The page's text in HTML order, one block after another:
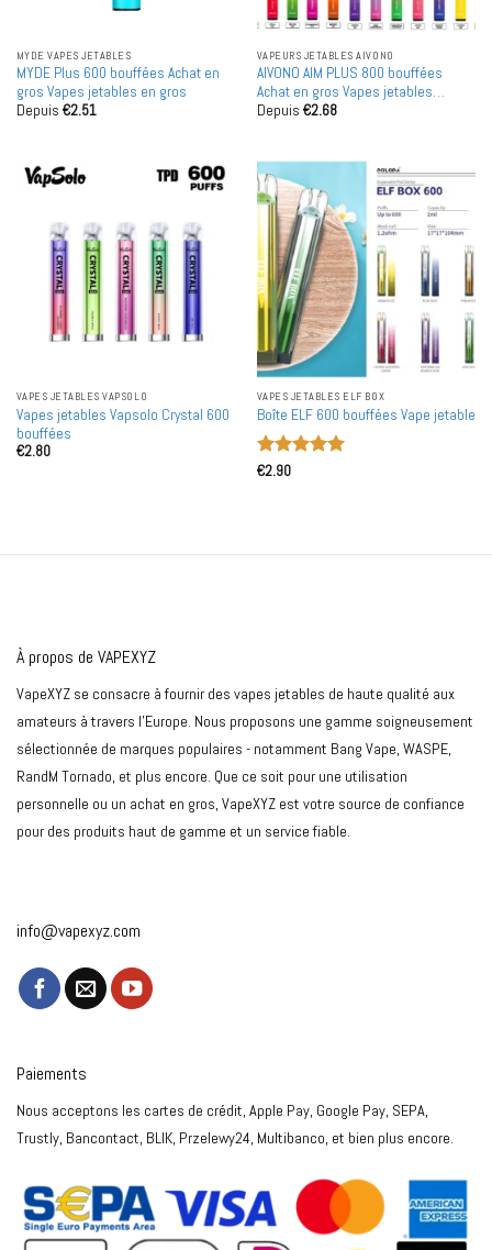
MYDE VAPES JETABLES
MYDE Plus 600 bouffées Achat en
gros Vapes jetables en gros
Depuis €2.51
VAPEURS JETABLES AIVONO
AIVONO AIM PLUS 800 bouffées
Achat en gros Vapes jetables
rechargeables en gros
Depuis €2.68
VAPES JETABLES VAPSOLO
Vapes jetables Vapsolo Crystal 600
bouffées
€2.80
VAPES JETABLES ELF BOX
Boîte ELF 600 bouffées Vape jetable
Note
€2.90
À propos de VAPEXYZ
VapeXYZ se consacre à fournir des vapes jetables de haute qualité aux
amateurs à travers l'Europe. Nous proposons une gamme soigneusement
sélectionnée de marques populaires - notamment Bang Vape, WASPE,
RandM Tornado, et plus encore. Que ce soit pour une utilisation
personnelle ou un achat en gros, VapeXYZ est votre source de confiance
pour des produits haut de gamme et un service fiable.
info@vapexyz.com
Paiements
Nous acceptons les cartes de crédit, Apple Pay, Google Pay, SEPA,
Trustly, Bancontact, BLIK, Przelewy24, Multibanco, et bien plus encore.